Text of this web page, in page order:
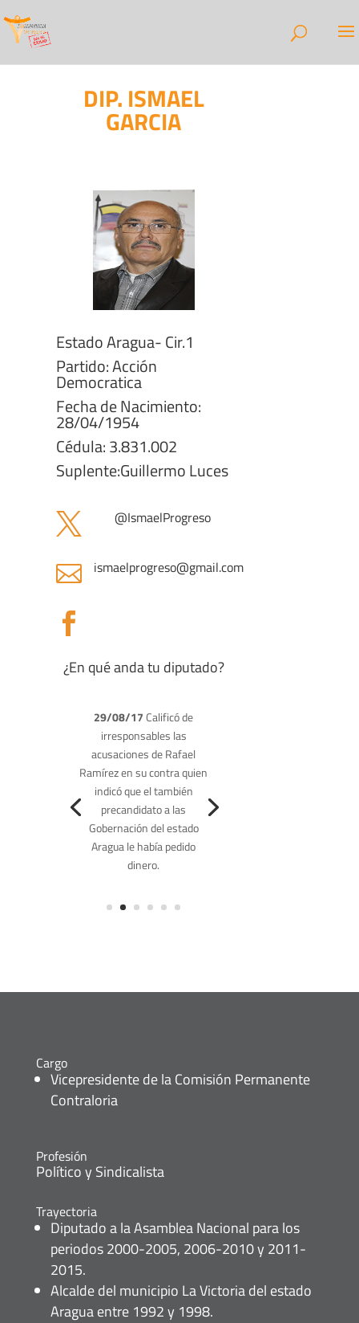
DIP. ISMAEL
GARCIA
Estado Aragua- Cir.1
Partido: Acción
Democratica
Fecha de Nacimiento:
28/04/1954
Cédula: 3.831.002
Suplente:Guillermo Luces
 @IsmaelProgreso
 ismaelprogreso@gmail.com

¿En qué anda tu diputado?
29/08/17Calificó de
irresponsables las
acusaciones de Rafael
Ramírez en su contra quien
indicó que el también
precandidato a las
Gobernación del estado
Aragua le había pedido
dinero.
21/08/17
Cargo
Vicepresidente de la Comisión Permanente
Contraloria
Profesión
Político y Sindicalista
Trayectoria
Diputado a la Asamblea Nacional para los
periodos 2000-2005, 2006-2010 y 2011-
2015.
Alcalde del municipio La Victoria del estado
Aragua entre 1992 y 1998.